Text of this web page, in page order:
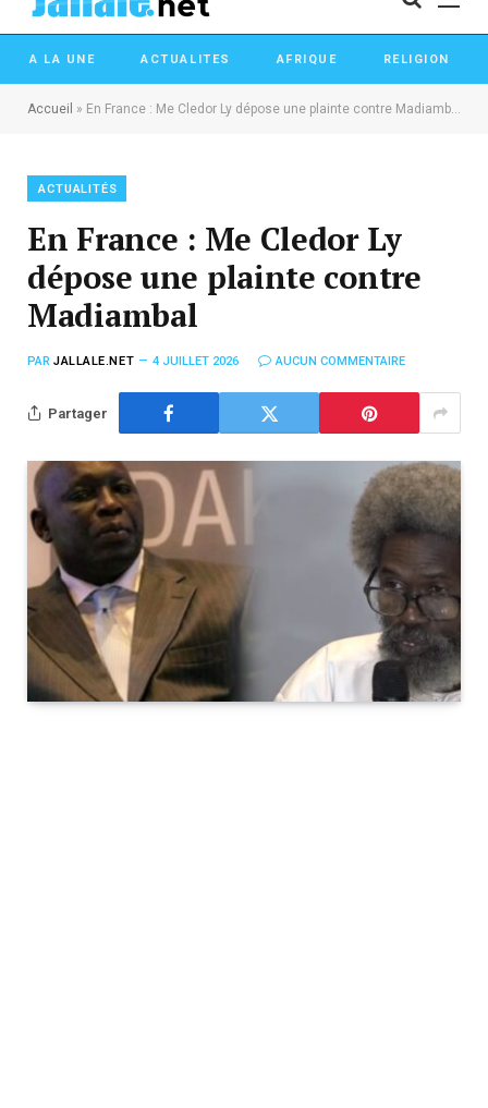
A LA UNE ACTUALITES AFRIQUE RELIGION
Accueil » En France : Me Cledor Ly dépose une plainte contre Madiambal
ACTUALITÉS
En France : Me Cledor Ly
dépose une plainte contre
Madiambal
PAR JALLALE.NET 4 JUILLET 2026 AUCUN COMMENTAIRE
Partager